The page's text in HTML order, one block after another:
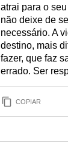
atrai para o
não deixe de
necessário. A
destino, mais
fazer, que faz
errado. Ser
COPIAR